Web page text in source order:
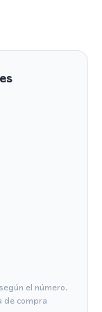
el número.
de compra